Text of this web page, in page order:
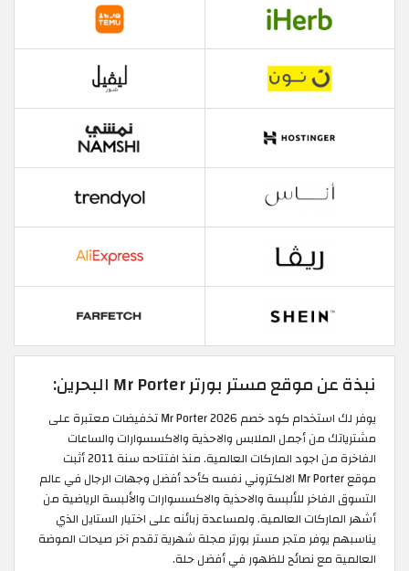
نبذة عن موقع مستر بورتر Mr Porter البحرين:
يوفر لك استخدام كود خصم Mr Porter 2026 تخفيضات معتبرة على
مشترياتك من أجمل الملابس والاحذية والاكسسوارات والساعات
الفاخرة من اجود الماركات العالمية. منذ افتتاحه سنة 2011 أثبت
موقع Mr Porter الالكتروني نفسه كأحد أفضل وجهات الرجال في عالم
التسوق الفاخر للألبسة والاحذية والاكسسوارات والألبسة الرياضية من
أشهر الماركات العالمية. ولمساعدة زبائنه على اختيار الستايل الذي
يناسبهم يوفر متجر مستر بورتر مجلة شهرية تقدم آخر صيحات الموضة
العالمية مع نصائح للظهور في أفضل حلة.